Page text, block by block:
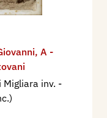
, A -
Migliara inv. -